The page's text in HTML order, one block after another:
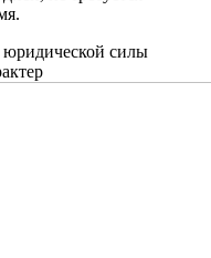
юридической силы